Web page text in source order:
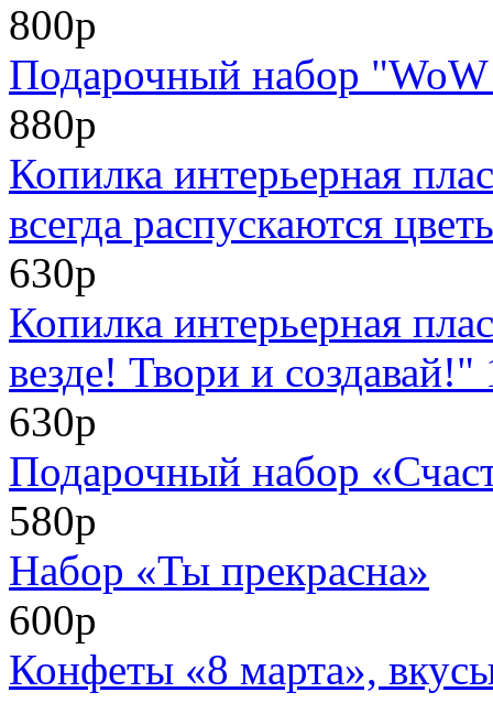
800р
Подарочный набор
880р
Копилка интерьерная
всегда распускаются
630р
Копилка интерьерная
везде! Твори и создавай!"
630р
Подарочный набор
580р
Набор «Ты прекрасна»
600р
Конфеты «8 марта»,